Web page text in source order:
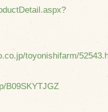
toyonishifarm/
B09SKYTJGZ